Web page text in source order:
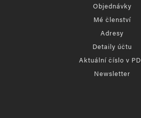
Objednávky
Mé členství
Adresy
Detaily účtu
Aktuální číslo v
Newsletter